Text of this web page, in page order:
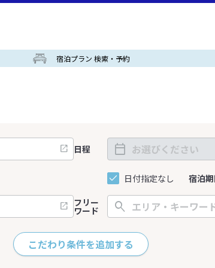
宿泊プラン 検索・予約
日程
日付指定なし 宿泊
フリー
ワード
こだわり条件を追加する